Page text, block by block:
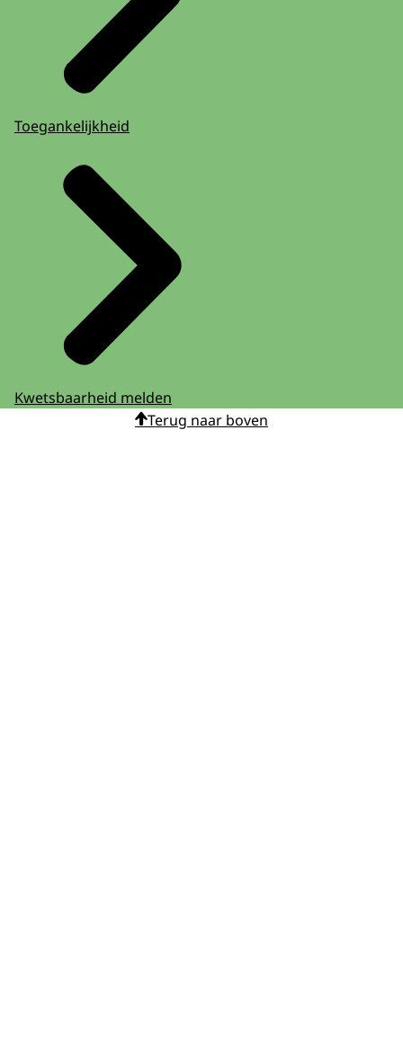
Toegankelijkheid
Kwetsbaarheid melden
Terug naar boven